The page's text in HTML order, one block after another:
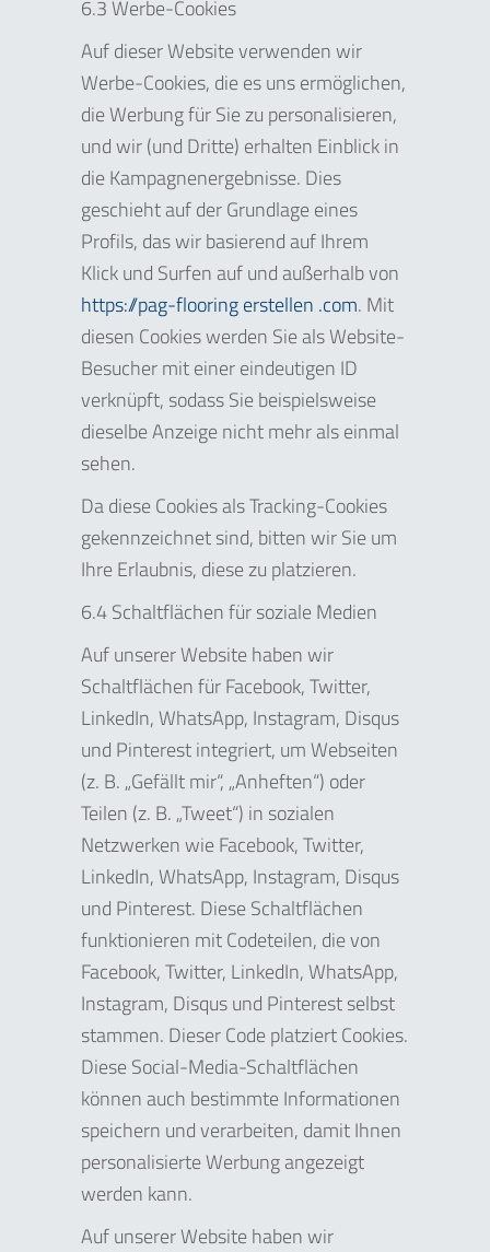
6.3 Werbe-Cookies
Auf dieser Website verwenden wir
Werbe-Cookies, die es uns ermöglichen,
die Werbung für Sie zu personalisieren,
und wir (und Dritte) erhalten Einblick in
die Kampagnenergebnisse. Dies
geschieht auf der Grundlage eines
Profils, das wir basierend auf Ihrem
Klick und Surfen auf und außerhalb von
https://pag-flooring erstellen .com. Mit
diesen Cookies werden Sie als Website-
Besucher mit einer eindeutigen ID
verknüpft, sodass Sie beispielsweise
dieselbe Anzeige nicht mehr als einmal
sehen.
Da diese Cookies als Tracking-Cookies
gekennzeichnet sind, bitten wir Sie um
Ihre Erlaubnis, diese zu platzieren.
6.4 Schaltflächen für soziale Medien
Auf unserer Website haben wir
Schaltflächen für Facebook, Twitter,
LinkedIn, WhatsApp, Instagram, Disqus
und Pinterest integriert, um Webseiten
(z. B. „Gefällt mir“, „Anheften“) oder
Teilen (z. B. „Tweet“) in sozialen
Netzwerken wie Facebook, Twitter,
LinkedIn, WhatsApp, Instagram, Disqus
und Pinterest. Diese Schaltflächen
funktionieren mit Codeteilen, die von
Facebook, Twitter, LinkedIn, WhatsApp,
Instagram, Disqus und Pinterest selbst
stammen. Dieser Code platziert Cookies.
Diese Social-Media-Schaltflächen
können auch bestimmte Informationen
speichern und verarbeiten, damit Ihnen
personalisierte Werbung angezeigt
werden kann.
Auf unserer Website haben wir